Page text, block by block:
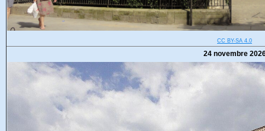
CC BY-SA 4.0
24 novembre